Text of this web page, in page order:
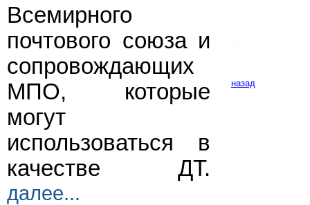
Всемирного
почтового союза и
сопровождающих
МПО, которые
могут
использоваться в
качестве ДТ.
далее...
назад